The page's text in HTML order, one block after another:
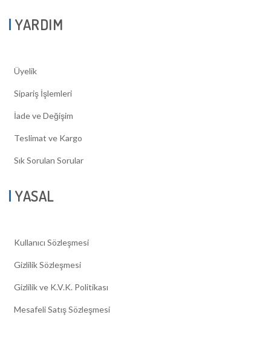
YARDIM
Üyelik
Sipariş İşlemleri
İade ve Değişim
Teslimat ve Kargo
Sık Sorulan Sorular
YASAL
Kullanıcı Sözleşmesi
Gizlilik Sözleşmesi
Gizlilik ve K.V.K. Politikası
Mesafeli Satış Sözleşmesi